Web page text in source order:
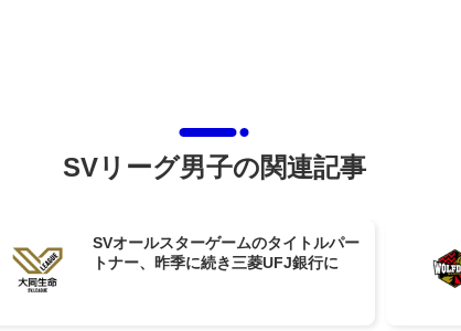
SVリーグ男子の関連記事
SVオールスターゲームのタイトルパー
トナー、昨季に続き三菱UFJ銀行に